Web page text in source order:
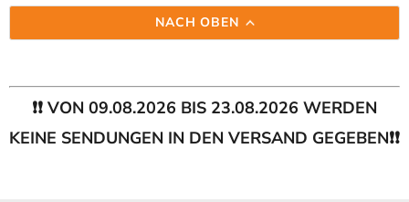
NACH OBEN
❗❗ VON 09.08.2026 BIS 23.08.2026 WERDEN
KEINE SENDUNGEN IN DEN VERSAND GEGEBEN❗❗